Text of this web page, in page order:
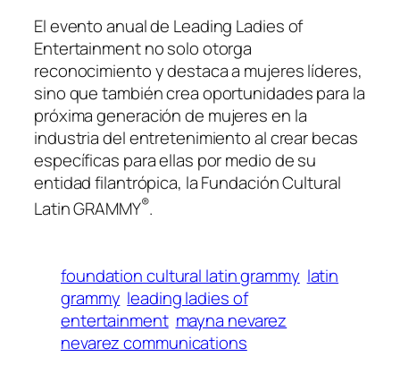
El evento anual de Leading Ladies of
Entertainment no solo otorga
reconocimiento y destaca a mujeres líderes,
sino que también crea oportunidades para la
próxima generación de mujeres en la
industria del entretenimiento al crear becas
específicas para ellas por medio de su
entidad filantrópica, la Fundación Cultural
Latin GRAMMY®.
foundation cultural latin grammy latin
grammy leading ladies of
entertainment mayna nevarez
nevarez communications